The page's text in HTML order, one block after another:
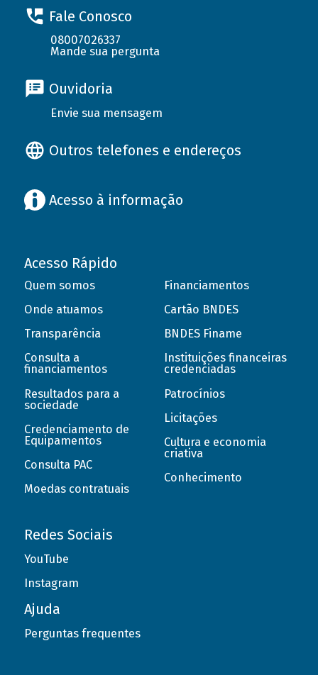
Fale Conosco
08007026337
Mande sua pergunta
Ouvidoria
Envie sua mensagem
Outros telefones e endereços
Acesso à informação
Acesso Rápido
Quem somos
Onde atuamos
Transparência
Consulta a
financiamentos
Resultados para a
sociedade
Credenciamento de
Equipamentos
Consulta PAC
Moedas contratuais
Financiamentos
Cartão BNDES
BNDES Finame
Instituições financeiras
credenciadas
Patrocínios
Licitações
Cultura e economia
criativa
Conhecimento
Redes Sociais
YouTube
Instagram
Ajuda
Perguntas frequentes